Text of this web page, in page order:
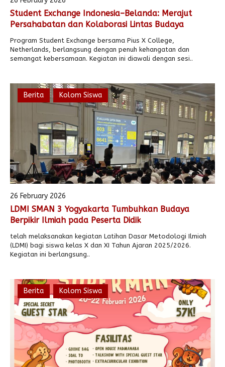
Antologi Puisi 1
Antologi Puisi 2
Antologi Puisi 3
Antologi Cerpen B.Inggris
Kegiatan Kemitraan
Penbes 2026
Alumni
Student Exchange Indonesia–Belanda: Merajut
Persahabatan dan Kolaborasi Lintas Budaya
Program Student Exchange bersama Pius X College,
Netherlands, berlangsung dengan penuh kehangatan dan
semangat kebersamaan. Kegiatan ini diawali dengan sesi..
Berita Kolom Siswa
26 February 2026
LDMI SMAN 3 Yogyakarta Tumbuhkan Budaya
Berpikir Ilmiah pada Peserta Didik
telah melaksanakan kegiatan Latihan Dasar Metodologi Ilmiah
(LDMI) bagi siswa kelas X dan XI Tahun Ajaran 2025/2026.
Kegiatan ini berlangsung..
Berita Kolom Siswa